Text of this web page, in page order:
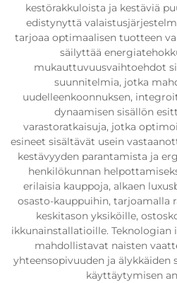
kestörakkuloista ja kestäviä
edistynyttä
tarjoaa optimaalisen tuotteen
säilyttää
mukauttuvuusvaihtoehdot
suunnitelmia, jotka
uudelleenkoonnuksen,
dynaamisen sisällön
varastoratkaisuja, jotka
esineet sisältävät usein
kestävyyden parantamista ja
henkilökunnan
erilaisia kauppoja, alkaen
osasto-kauppuihin, tarjoamalla
keskitason yksiköille,
ikkunainstallatioille.
mahdollistavat naisten
yhteensopivuuden ja älykkäiden
käyttäytymisen